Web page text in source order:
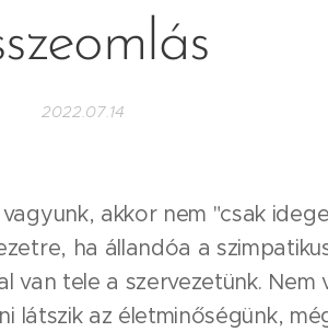
2022.07.14
akkor nem "csak
ha állandóa a
van tele a szervezetünk.
látszik az életminőségünk,